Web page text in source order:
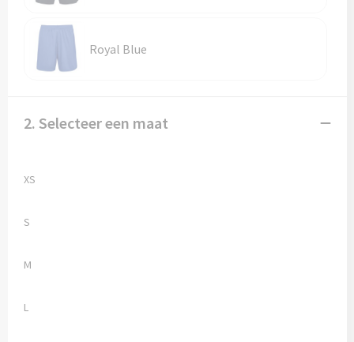
Waterbestendige tassen
Royal Blue
2. Selecteer een maat
XS
S
M
L